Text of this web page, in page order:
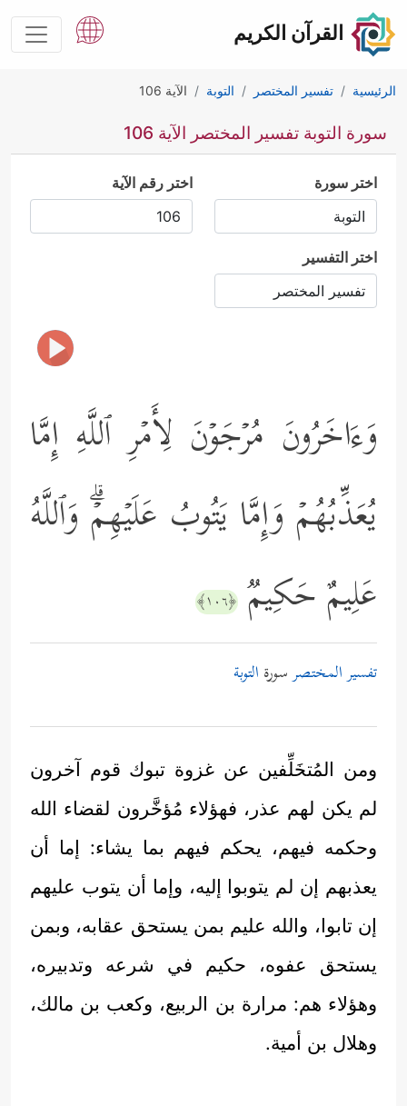
القرآن الكريم
الرئيسية تفسير المختصر التوبة الآية 106
سورة التوبة تفسير المختصر الآية 106
اختر سورة اختر رقم الآية
اختر التفسير
وَءَاخَرُونَ مُرۡجَوۡنَ لِأَمۡرِ ٱللَّهِ إِمَّا
یُعَذِّبُهُمۡ وَإِمَّا یَتُوبُ عَلَیۡهِمۡۗ وَٱللَّهُ
عَلِیمٌ حَكِیمࣱ ﴿١٠٦﴾
تفسير المختصرسورة التوبة
ومن المُتخَلِّفين عن غزوة تبوك قوم آخرون
لم يكن لهم عذر، فهؤلاء مُؤخَّرون لقضاء الله
وحكمه فيهم، يحكم فيهم بما يشاء: إما أن
يعذبهم إن لم يتوبوا إليه، وإما أن يتوب عليهم
إن تابوا، والله عليم بمن يستحق عقابه، وبمن
يستحق عفوه، حكيم في شرعه وتدبيره،
وهؤلاء هم: مرارة بن الربيع، وكعب بن مالك،
وهلال بن أمية.